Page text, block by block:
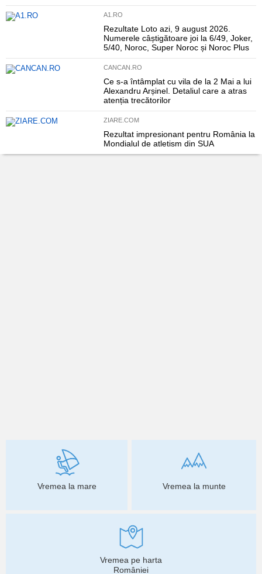
A1.RO
Rezultate Loto azi, 9 august 2026.
Numerele câștigătoare joi la 6/49, Joker,
5/40, Noroc, Super Noroc și Noroc Plus
CANCAN.RO
Ce s-a întâmplat cu vila de la 2 Mai a lui
Alexandru Arșinel. Detaliul care a atras
atenția trecătorilor
ZIARE.COM
Rezultat impresionant pentru România la
Mondialul de atletism din SUA
Vremea la mare Vremea la munte
Vremea pe harta
României